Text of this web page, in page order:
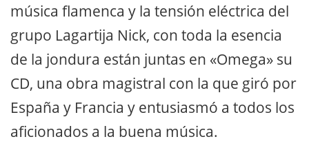
música flamenca y la tensión eléctrica del
grupo Lagartija Nick, con toda la esencia
de la jondura están juntas en «Omega» su
CD, una obra magistral con la que giró por
España y Francia y entusiasmó a todos los
aficionados a la buena música.